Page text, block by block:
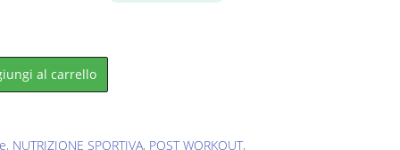
al carrello
, NUTRIZIONE SPORTIVA, POST WORKOUT,